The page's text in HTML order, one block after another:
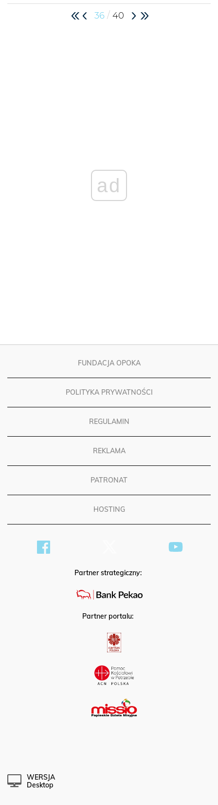
36 / 40
ad
FUNDACJA OPOKA
POLITYKA PRYWATNOŚCI
REGULAMIN
REKLAMA
PATRONAT
HOSTING
Partner strategiczny:
Partner portalu:
WERSJA
Desktop